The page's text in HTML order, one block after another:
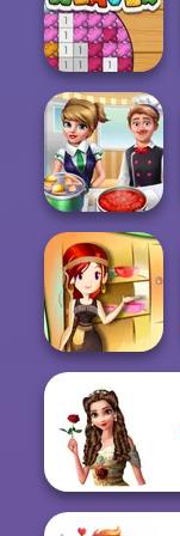
Easter
Eggventure
Beaver Weaver
Cooking Frenzy
Sara's Cooking
Class:
Thanksgi...